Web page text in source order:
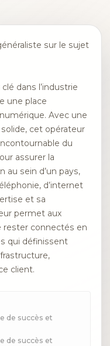
sur le sujet
dans l’industrie
une place
Avec une
cet opérateur
du
assurer la
sein d’un pays,
d’internet
et sa
permet aux
rester connectés en
qui définissent
client.
de succès et
de succès et